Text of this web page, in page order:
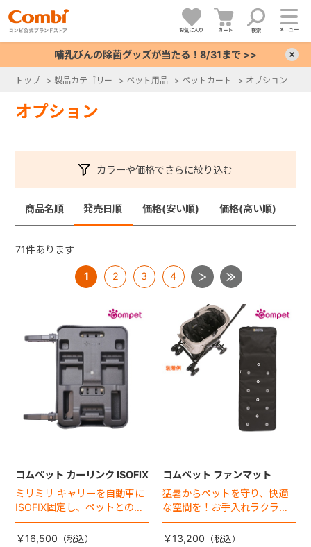
お気に入り カート 検索 メニュー
哺乳びんの除菌グッズが当たる！8/31まで >>
トップ > 製品カテゴリー > ペット用品 > ペットカート > オプション
オプション
カラーや価格でさらに絞り込む
商品名順 発売日順 価格(安い順) 価格(高い順)
71件あります
1 2 3 4
コムペット カーリンク ISOFIX
ミリミリ キャリーを自動車に
ISOFIX固定し、ペットとの車
移動をカンタン・快適に！
￥16,500
コムペット ファンマット
猛暑からペットを守り、快適
な空間を！お手入れラクラク
な「ファンマット」が登場！
￥13,200